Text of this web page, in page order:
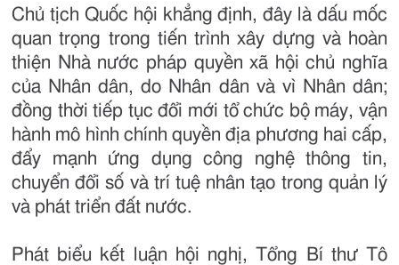
Chủ tịch Quốc hội khẳng định, đây là dấu mốc
quan trọng trong tiến trình xây dựng và hoàn
thiện Nhà nước pháp quyền xã hội chủ nghĩa
của Nhân dân, do Nhân dân và vì Nhân dân;
đồng thời tiếp tục đổi mới tổ chức bộ máy, vận
hành mô hình chính quyền địa phương hai cấp,
đẩy mạnh ứng dụng công nghệ thông tin,
chuyển đổi số và trí tuệ nhân tạo trong quản lý
và phát triển đất nước.
Phát biểu kết luận hội nghị, Tổng Bí thư Tô